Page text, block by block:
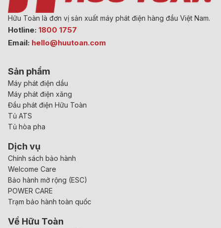
Hữu Toàn là đơn vị sản xuất máy phát điện hàng đầu Việt Nam.
Hotline: 1800 1757
Email: hello@huutoan.com
Sản phẩm
Máy phát điện dầu
Máy phát điện xăng
Đầu phát điện Hữu Toàn
Tủ ATS
Tủ hòa pha
Dịch vụ
Chính sách bảo hành
Welcome Care
Bảo hành mở rộng (ESC)
POWER CARE
Trạm bảo hành toàn quốc
Về Hữu Toàn